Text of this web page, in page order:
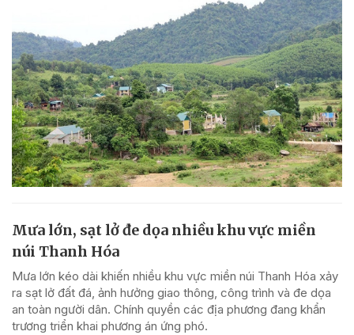
Mưa lớn, sạt lở đe dọa nhiều khu vực miền
núi Thanh Hóa
Mưa lớn kéo dài khiến nhiều khu vực miền núi Thanh Hóa xảy
ra sạt lở đất đá, ảnh hưởng giao thông, công trình và đe dọa
an toàn người dân. Chính quyền các địa phương đang khẩn
trương triển khai phương án ứng phó.